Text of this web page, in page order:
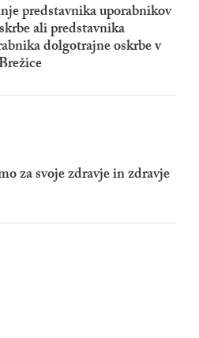
predstavnika uporabnikov
ali predstavnika
dolgotrajne oskrbe v
za svoje zdravje in zdravje